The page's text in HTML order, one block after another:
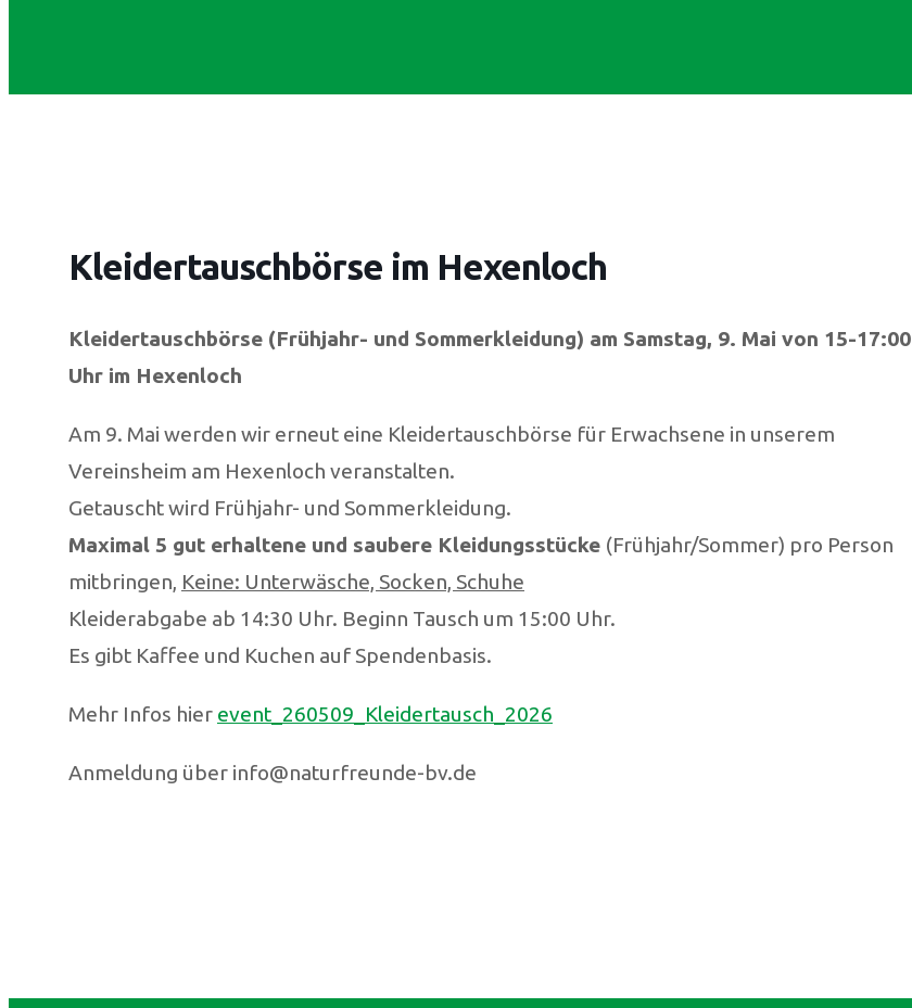
Kleidertauschbörse im Hexenloch
Kleidertauschbörse (Frühjahr- und Sommerkleidung) am Samstag, 9. Mai von 15-17:00
Uhr im Hexenloch
Am 9. Mai werden wir erneut eine Kleidertauschbörse für Erwachsene in unserem
Vereinsheim am Hexenloch veranstalten.
Getauscht wird Frühjahr- und Sommerkleidung.
Maximal 5 gut erhaltene und saubere Kleidungsstücke (Frühjahr/Sommer) pro Person
mitbringen, Keine: Unterwäsche, Socken, Schuhe
Kleiderabgabe ab 14:30 Uhr. Beginn Tausch um 15:00 Uhr.
Es gibt Kaffee und Kuchen auf Spendenbasis.
Mehr Infos hier event_260509_Kleidertausch_2026
Anmeldung über info@naturfreunde-bv.de